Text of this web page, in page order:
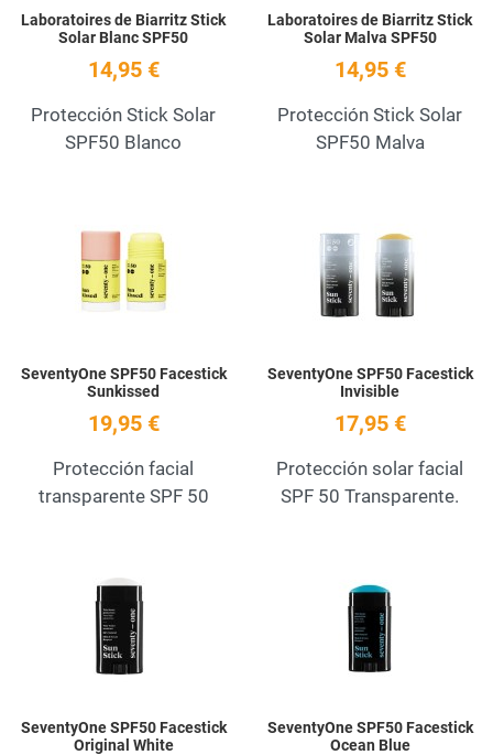
Laboratoires de Biarritz Stick
Solar Blanc SPF50
14,95 €
Protección Stick Solar
SPF50 Blanco
Laboratoires de Biarritz Stick
Solar Malva SPF50
14,95 €
Protección Stick Solar
SPF50 Malva
Quick View
SeventyOne SPF50 Facestick
Sunkissed
19,95 €
Protección facial
transparente SPF 50
SeventyOne SPF50 Facestick
Invisible
17,95 €
Protección solar facial
SPF 50 Transparente.
SeventyOne SPF50 Facestick
Original White
SeventyOne SPF50 Facestick
Ocean Blue